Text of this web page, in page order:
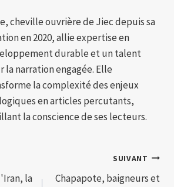
cheville ouvrière de Jiec depuis sa
en 2020, allie expertise en
durable et un talent
la narration engagée. Elle
la complexité des enjeux
en articles percutants,
la conscience de ses lecteurs.
la
SUIVANT
Chapapote, baigneurs et